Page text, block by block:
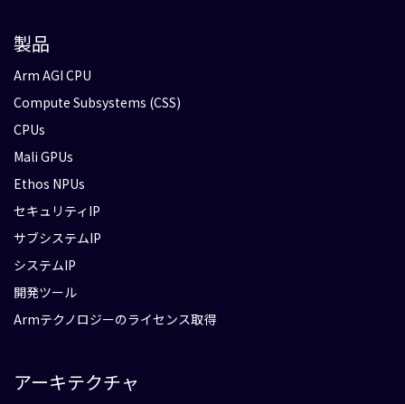
製品
Arm AGI CPU
Compute Subsystems (CSS)
CPUs
Mali GPUs
Ethos NPUs
セキュリティIP
サブシステムIP
システムIP
開発ツール
Armテクノロジーのライセンス取得
アーキテクチャ